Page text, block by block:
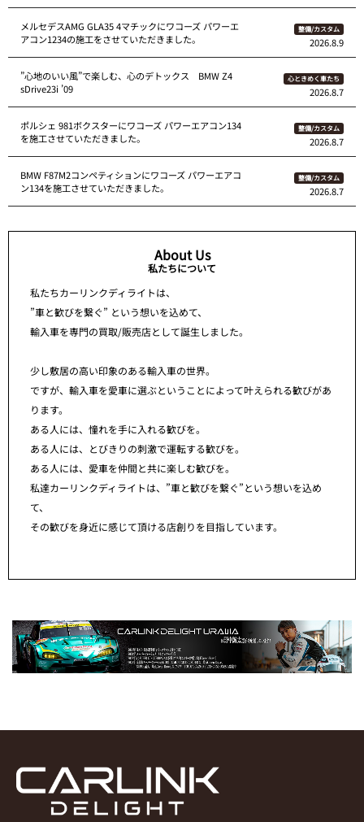
メルセデスAMG GLA35 4マチックにワコーズ パワーエ
アコン1234の施工をさせていただきました。
整備/カスタム
2026.8.9
”心地のいい風”で楽しむ、心のデトックス BMW Z4
sDrive23i ’09
心ときめく車たち
2026.8.7
ポルシェ 981ボクスターにワコーズ パワーエアコン134
を施工させていただきました。
整備/カスタム
2026.8.7
BMW F87M2コンペティションにワコーズ パワーエアコ
ン134を施工させていただきました。
整備/カスタム
2026.8.7
About Us
私たちについて
私たちカーリンクディライトは、
”車と歓びを繋ぐ” という想いを込めて、
輸入車を専門の買取/販売店として誕生しました。
少し敷居の高い印象のある輸入車の世界。
ですが、輸入車を愛車に選ぶということによって叶えられる歓びがあ
ります。
ある人には、憧れを手に入れる歓びを。
ある人には、とびきりの刺激で運転する歓びを。
ある人には、愛車を仲間と共に楽しむ歓びを。
私達カーリンクディライトは、”車と歓びを繋ぐ”という想いを込め
て、
その歓びを身近に感じて頂ける店創りを目指しています。